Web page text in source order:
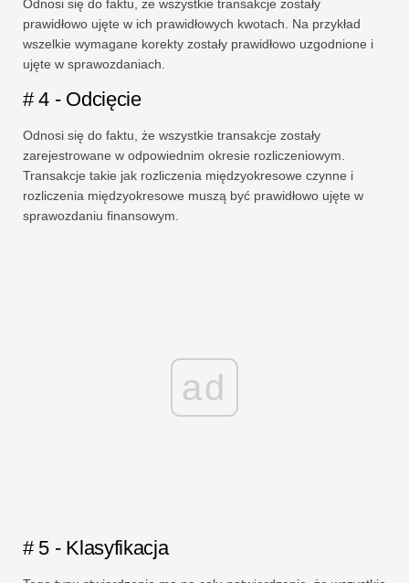
Odnosi się do faktu, że wszystkie transakcje zostały
prawidłowo ujęte w ich prawidłowych kwotach. Na przykład
wszelkie wymagane korekty zostały prawidłowo uzgodnione i
ujęte w sprawozdaniach.
# 4 - Odcięcie
Odnosi się do faktu, że wszystkie transakcje zostały
zarejestrowane w odpowiednim okresie rozliczeniowym.
Transakcje takie jak rozliczenia międzyokresowe czynne i
rozliczenia międzyokresowe muszą być prawidłowo ujęte w
sprawozdaniu finansowym.
ad
# 5 - Klasyfikacja